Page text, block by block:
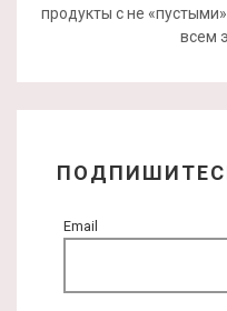
продукты с не
всем
Email